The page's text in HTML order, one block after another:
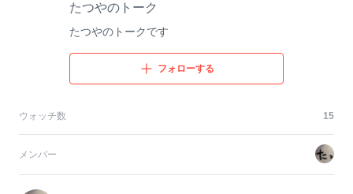
たつやのトーク
たつやのトークです
フォローする
ウォッチ数 15
メンバー